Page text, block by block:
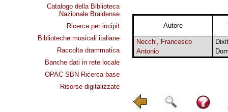
Catalogo della Biblioteca
Nazionale Braidense
Ricerca per incipit
Biblioteche musicali italiane
Raccolta drammatica
Banche dati in rete locale
OPAC SBN Ricerca base
Risorse digitalizzate
Autore
Necchi, Francesco
Antonio
Dixit